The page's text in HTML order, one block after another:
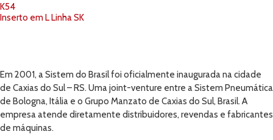
K54
Inserto em L Linha SK
Em 2001, a Sistem do Brasil foi oficialmente inaugurada na cidade
de Caxias do Sul – RS. Uma joint-venture entre a Sistem Pneumática
de Bologna, Itália e o Grupo Manzato de Caxias do Sul, Brasil. A
empresa atende diretamente distribuidores, revendas e fabricantes
de máquinas.